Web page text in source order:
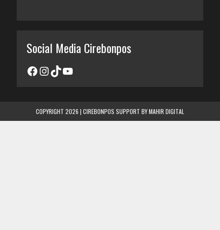
Social Media Cirebonpos
COPYRIGHT 2026 | CIREBONPOS SUPPORT BYMAHIR DIGITAL